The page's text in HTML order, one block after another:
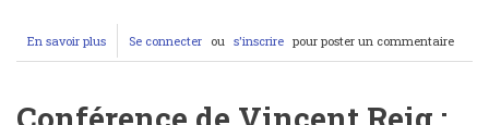
En savoir plus
Le
président
Se connecter ou s'inscrire pour poster un commentaire